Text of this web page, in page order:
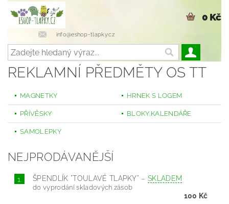
info@eshop-tlapky.cz
0 Kč
REKLAMNÍ PŘEDMĚTY OS TT
MAGNETKY HRNEK S LOGEM
PŘÍVĚSKY BLOKY,KALENDÁŘE
SAMOLEPKY
NEJPRODÁVANĚJŠÍ
1. ŠPENDLÍK "TOULAVÉ TLAPKY" –SKLADEM
do vyprodání skladových zásob
100 Kč